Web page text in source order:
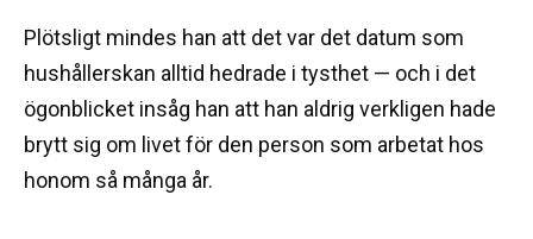
Plötsligt mindes han att det var det datum som
hushållerskan alltid hedrade i tysthet — och i det
ögonblicket insåg han att han aldrig verkligen hade
brytt sig om livet för den person som arbetat hos
honom så många år.